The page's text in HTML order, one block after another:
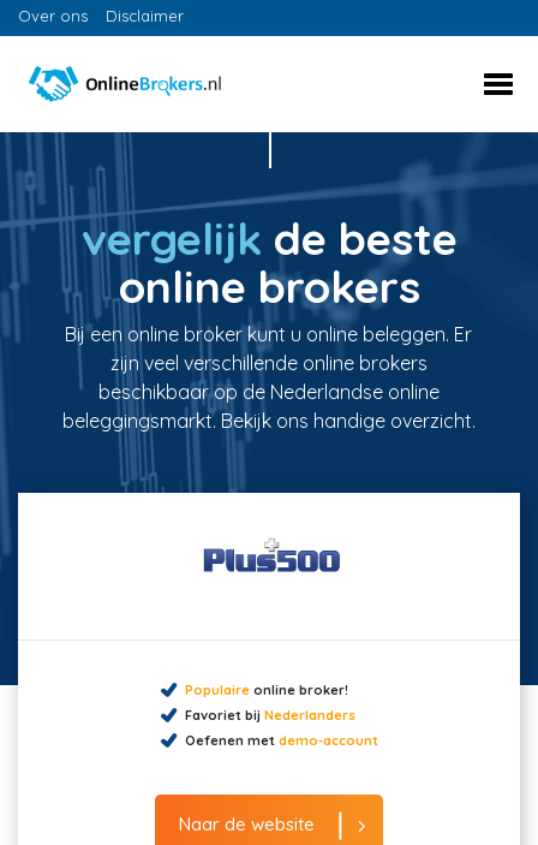
Over ons Disclaimer
vergelijk de beste
online brokers
Bij een online broker kunt u online beleggen. Er
zijn veel verschillende online brokers
beschikbaar op de Nederlandse online
beleggingsmarkt. Bekijk ons handige overzicht.
Populaireonline broker!
Favoriet bij Nederlanders
Oefenen met demo-account
Naar de website